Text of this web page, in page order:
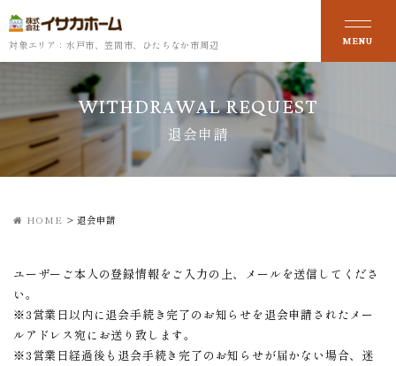
対象エリア：水戸市、笠間市、ひたちなか市周辺
WITHDRAWAL REQUEST
退会申請
HOME >退会申請
ユーザーご本人の登録情報をご入力の上、メールを送信してくださ
い。
※3営業日以内に退会手続き完了のお知らせを退会申請されたメー
ルアドレス宛にお送り致します。
※3営業日経過後も退会手続き完了のお知らせが届かない場合、迷